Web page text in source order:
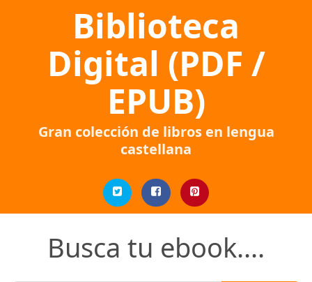
Biblioteca
Digital (PDF /
EPUB)
Gran colección de libros en lengua
castellana
Busca tu ebook....